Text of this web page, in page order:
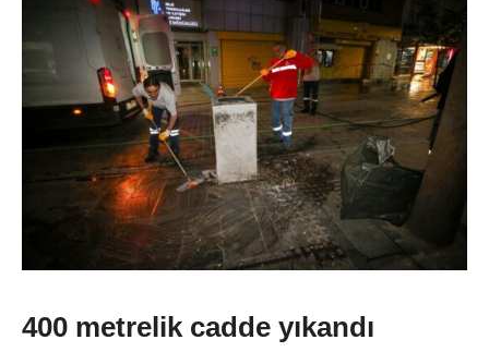
400 metrelik cadde yıkandı